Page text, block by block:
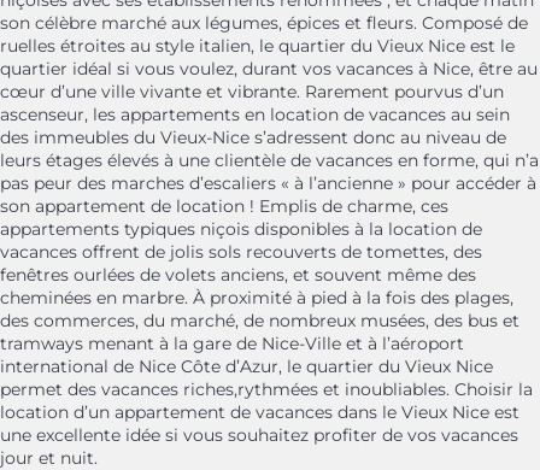
son célèbre marché aux légumes, épices et fleurs. Composé de
ruelles étroites au style italien, le quartier du Vieux Nice est le
quartier idéal si vous voulez, durant vos vacances à Nice, être au
cœur d’une ville vivante et vibrante. Rarement pourvus d’un
ascenseur, les appartements en location de vacances au sein
des immeubles du Vieux-Nice s’adressent donc au niveau de
leurs étages élevés à une clientèle de vacances en forme, qui n’a
pas peur des marches d’escaliers « à l’ancienne » pour accéder à
son appartement de location ! Emplis de charme, ces
appartements typiques niçois disponibles à la location de
vacances offrent de jolis sols recouverts de tomettes, des
fenêtres ourlées de volets anciens, et souvent même des
cheminées en marbre. À proximité à pied à la fois des plages,
des commerces, du marché, de nombreux musées, des bus et
tramways menant à la gare de Nice-Ville et à l’aéroport
international de Nice Côte d’Azur, le quartier du Vieux Nice
permet des vacances riches,rythmées et inoubliables. Choisir la
location d’un appartement de vacances dans le Vieux Nice est
une excellente idée si vous souhaitez profiter de vos vacances
jour et nuit.